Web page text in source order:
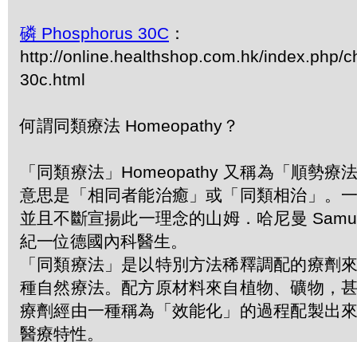
磷 Phosphorus 30C ：
http://online.healthshop.com.hk/index.php/
30c.html
何謂同類療法 Homeopathy？
「同類療法」Homeopathy 又稱為「順勢療
意思是「相同者能治癒」或「同類相治」。
並且不斷宣揚此一理念的山姆．哈尼曼
紀一位德國內科醫生。
「同類療法」是以特別方法稀釋調配的療劑
種自然療法。配方原材料來自植物、礦物，
療劑經由一種稱為「效能化」的過程配製出
醫療特性。